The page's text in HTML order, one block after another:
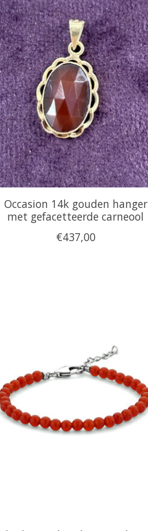
Occasion 14k gouden hanger
met gefacetteerde carneool
€437,00